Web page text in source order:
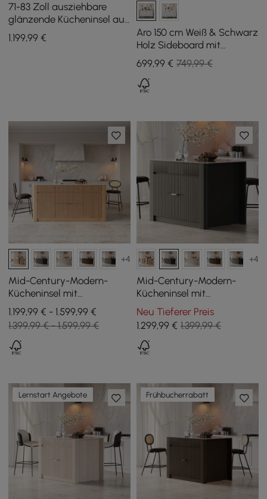
71-83 Zoll ausziehbare
glänzende Kücheninsel aus
gesintertem Stein mit
Schränken und LED-
1.199,99 €
Aro 150 cm Weiß & Schwarz
Holz Sideboard mit
Schränken & Verstellbaren
Regalen
699,99€ 749,99 €
+4
Mid-Century-Modern-
Kücheninsel mit
glänzender Steinplatte
und Stauraum in
Naturfarben, 183 cm
1.199,99 € - 1.599,99 €
1.399,99 € - 1.599,99 €
+4
Mid-Century-Modern-
Kücheninsel mit
glänzender Steinplatte
und Schrankfächern in
Schwarz, 129 cm
Neu Tieferer Preis
1.299,99€ 1.399,99 €
Lernstart Angebote Frühbucherrabatt